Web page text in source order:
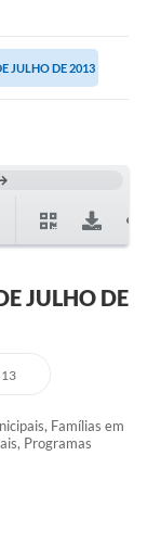
JULHO DE 2013
JULHO DE
Famílias em
Programas